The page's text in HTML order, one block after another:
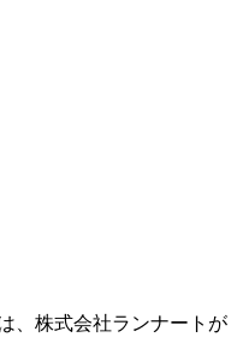
、株式会社ランナートが